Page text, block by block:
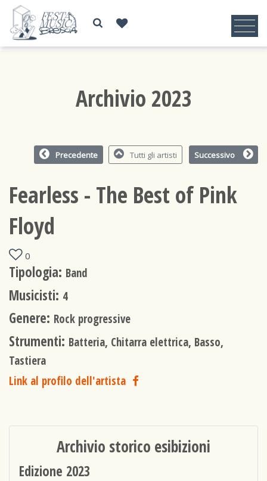
Archivio 2023
Precedente Tutti gli artisti Successivo
Fearless - The Best of Pink
Floyd
0
Tipologia: Band
Musicisti: 4
Genere: Rock progressive
Strumenti: Batteria, Chitarra elettrica, Basso,
Tastiera
Link al profilo dell'artista
Archivio storico esibizioni
Edizione 2023